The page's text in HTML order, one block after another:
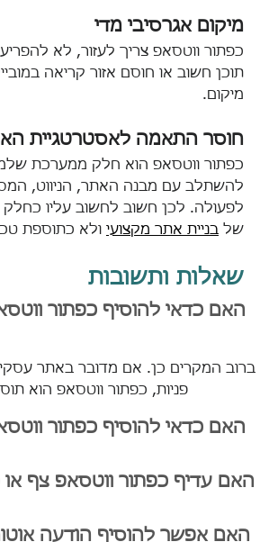
מיקום אגרסיבי מדי
כפתור ווטסאפ צריך לעזור, לא
תוכן חשוב או חוסם אזור קריאה
מיקום.
חוסר התאמה לאסטרטגיית
כפתור ווטסאפ הוא חלק ממערכת
להשתלב עם מבנה האתר, הניווט,
לפעולה. לכן חשוב לחשוב עליו
של בניית אתר מקצועי ולא כתוספת
שאלות ותשובות
האם כדאי להוסיף כפתור
ברוב המקרים כן. אם מדובר באתר
פניות, כפתור ווטסאפ הוא
האם כדאי להוסיף כפתור
האם עדיף כפתור ווטסאפ צף או
האם אפשר להוסיף הודעה